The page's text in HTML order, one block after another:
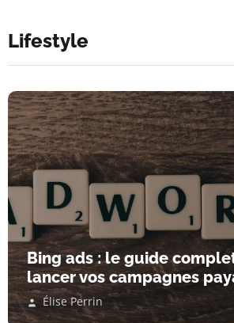
Lifestyle
Bing ads : le guide
lancer vos campagnes
Élise Perrin